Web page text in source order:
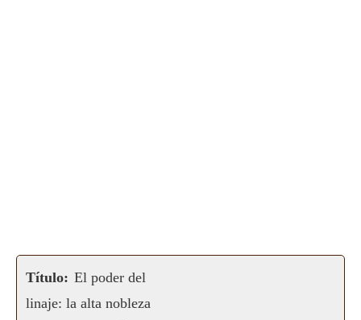
Título: El poder del
linaje: la alta nobleza